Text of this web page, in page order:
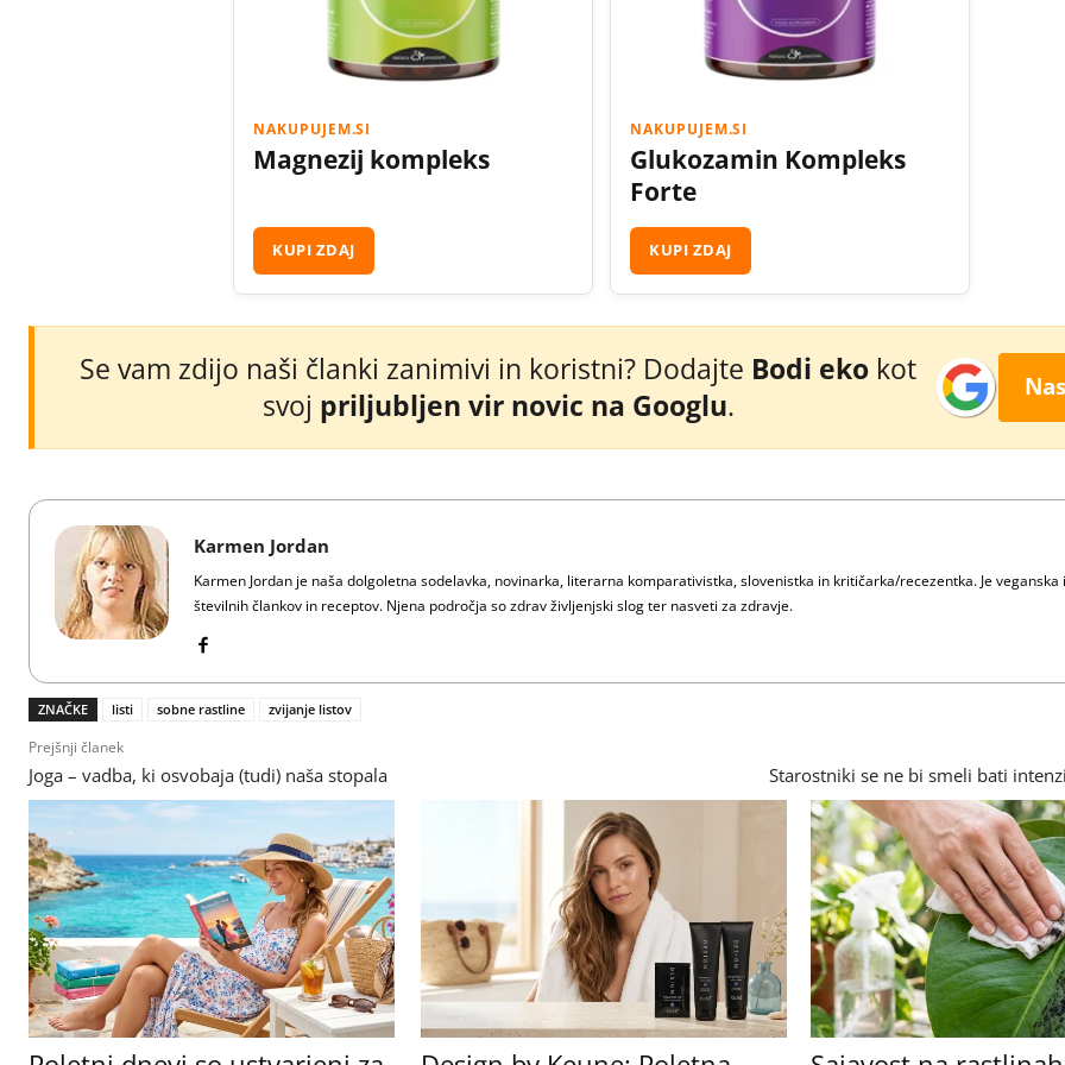
NAKUPUJEM.SI
Magnezij kompleks
KUPI ZDAJ
NAKUPUJEM.SI
Glukozamin Kompleks
Forte
KUPI ZDAJ
Se vam zdijo naši članki zanimivi in koristni? Dodajte Bodi eko kot
svoj priljubljen vir novic na Googlu.
Karmen Jordan
Karmen Jordan je naša dolgoletna sodelavka, novinarka, literarna komparativistka, slovenistka in kritičarka/recezentka. Je veganska
številnih člankov in receptov. Njena področja so zdrav življenjski slog ter nasveti za zdravje.
ZNAČKE listi sobne rastline zvijanje listov
Prejšnji članek
Joga – vadba, ki osvobaja (tudi) naša stopala Starostniki se ne bi smeli bati